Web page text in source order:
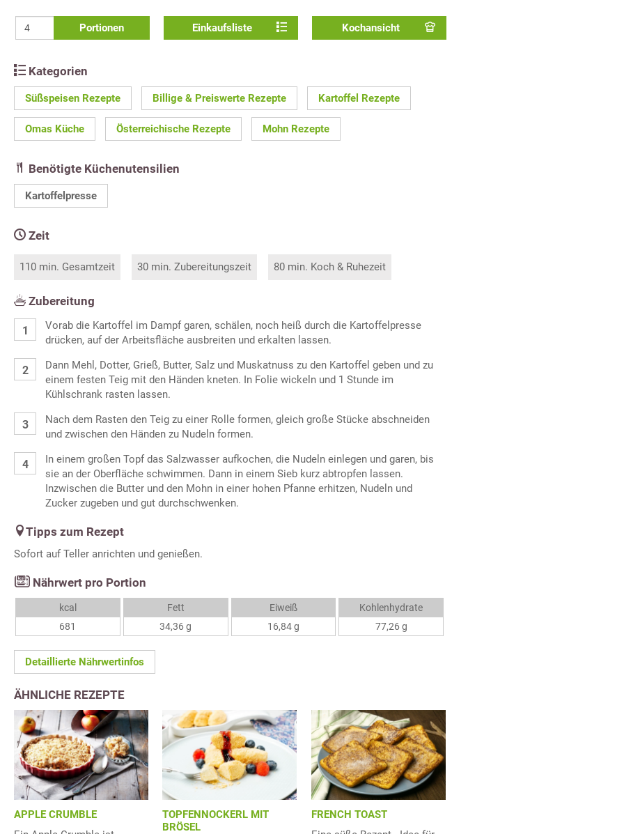
Portionen Einkaufsliste Kochansicht
Kategorien
Süßspeisen Rezepte Billige & Preiswerte Rezepte Kartoffel Rezepte
Omas Küche Österreichische Rezepte Mohn Rezepte
Benötigte Küchenutensilien
Kartoffelpresse
Zeit
110 min. Gesamtzeit 30 min. Zubereitungszeit 80 min. Koch & Ruhezeit
Zubereitung
Vorab die Kartoffel im Dampf garen, schälen, noch heiß durch die Kartoffelpresse
drücken, auf der Arbeitsfläche ausbreiten und erkalten lassen.
Dann Mehl, Dotter, Grieß, Butter, Salz und Muskatnuss zu den Kartoffel geben und zu
einem festen Teig mit den Händen kneten. In Folie wickeln und 1 Stunde im
Kühlschrank rasten lassen.
Nach dem Rasten den Teig zu einer Rolle formen, gleich große Stücke abschneiden
und zwischen den Händen zu Nudeln formen.
In einem großen Topf das Salzwasser aufkochen, die Nudeln einlegen und garen, bis
sie an der Oberfläche schwimmen. Dann in einem Sieb kurz abtropfen lassen.
Inzwischen die Butter und den Mohn in einer hohen Pfanne erhitzen, Nudeln und
Zucker zugeben und gut durchschwenken.
Tipps zum Rezept
Sofort auf Teller anrichten und genießen.
Nährwert pro Portion
kcal
681
Fett
34,36 g
Eiweiß
16,84 g
Kohlenhydrate
77,26 g
Detaillierte Nährwertinfos
ÄHNLICHE REZEPTE
APPLE CRUMBLE
TOPFENNOCKERL MIT
BRÖSEL
FRENCH TOAST